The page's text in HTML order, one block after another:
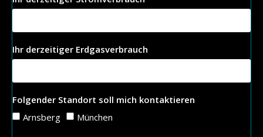
Ihr derzeitiger Erdgasverbrauch
Folgender Standort soll mich kontaktieren
Arnsberg
München